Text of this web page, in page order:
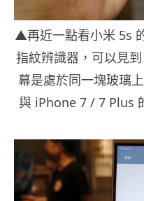
▲再近一點看小米 5s
指紋辨識器，可以見
幕是處於同一塊玻璃
與 iPhone 7 / 7 Plus